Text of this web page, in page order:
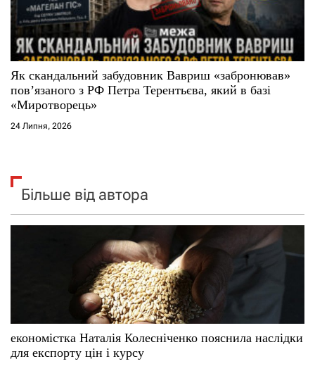
Як скандальний забудовник Вавриш «забронював»
повʼязаного з РФ Петра Терентьєва, який в базі
«Миротворець»
24 Липня, 2026
Більше від автора
економістка Наталія Колесніченко пояснила наслідки
для експорту цін і курсу